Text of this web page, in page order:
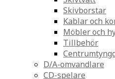
Skivborstar
Kablar och
Möbler och
Tillbehör
D/A-omvandlare
CD-spelare